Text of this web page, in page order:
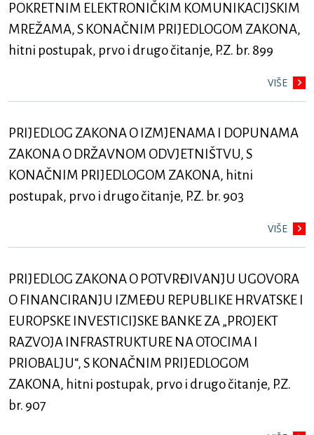
POKRETNIM ELEKTRONIČKIM KOMUNIKACIJSKIM
MREŽAMA, S KONAČNIM PRIJEDLOGOM ZAKONA,
hitni postupak, prvo i drugo čitanje, P.Z. br. 899
VIŠE
PRIJEDLOG ZAKONA O IZMJENAMA I DOPUNAMA
ZAKONA O DRŽAVNOM ODVJETNIŠTVU, S
KONAČNIM PRIJEDLOGOM ZAKONA, hitni
postupak, prvo i drugo čitanje, P.Z. br. 903
VIŠE
PRIJEDLOG ZAKONA O POTVRĐIVANJU UGOVORA
O FINANCIRANJU IZMEĐU REPUBLIKE HRVATSKE I
EUROPSKE INVESTICIJSKE BANKE ZA „PROJEKT
RAZVOJA INFRASTRUKTURE NA OTOCIMA I
PRIOBALJU“, S KONAČNIM PRIJEDLOGOM
ZAKONA, hitni postupak, prvo i drugo čitanje, P.Z.
br. 907